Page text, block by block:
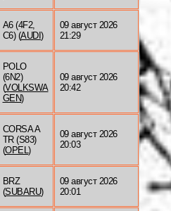
A6 (4F2,
C6) (AUDI )
09 август 2026
21:29
POLO
(6N2)
(VOLKSWA
GEN)
09 август 2026
20:42
CORSA A
TR (S83)
(OPEL)
09 август 2026
20:03
BRZ
(SUBARU)
09 август 2026
20:01